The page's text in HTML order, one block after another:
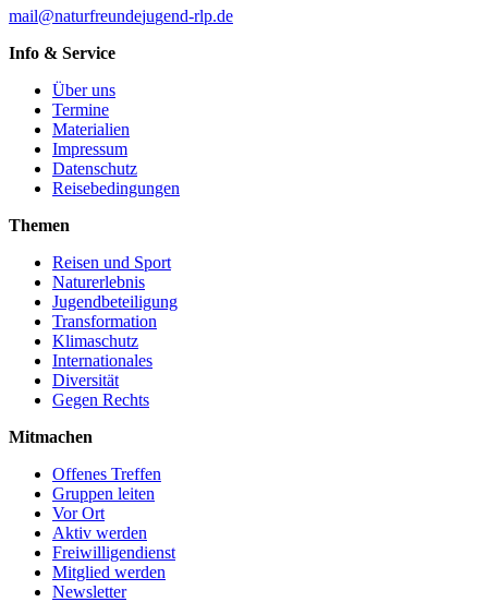
mail@naturfreundejugend-rlp.de
Info & Service
Über uns
Termine
Materialien
Impressum
Datenschutz
Reisebedingungen
Themen
Reisen und Sport
Naturerlebnis
Jugendbeteiligung
Transformation
Klimaschutz
Internationales
Diversität
Gegen Rechts
Mitmachen
Offenes Treffen
Gruppen leiten
Vor Ort
Aktiv werden
Freiwilligendienst
Mitglied werden
Newsletter